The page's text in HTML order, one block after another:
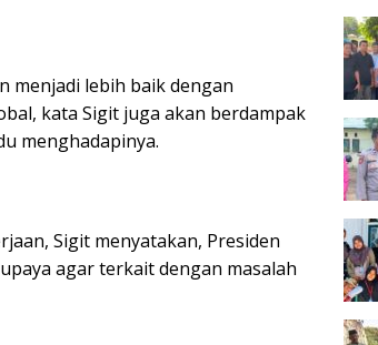
menjadi lebih baik dengan
kata Sigit juga akan berdampak
menghadapinya.
Sigit menyatakan, Presiden
agar terkait dengan masalah